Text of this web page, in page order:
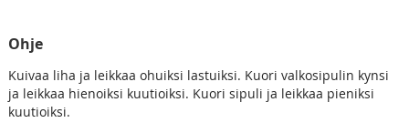
Ohje
Kuivaa liha ja leikkaa ohuiksi lastuiksi. Kuori valkosipulin kynsi
ja leikkaa hienoiksi kuutioiksi. Kuori sipuli ja leikkaa pieniksi
kuutioiksi.